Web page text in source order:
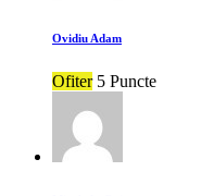
Ovidiu Adam
Ofiter 5 Puncte